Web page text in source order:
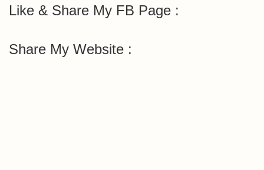
Like & Share My FB Page :
Share My Website :